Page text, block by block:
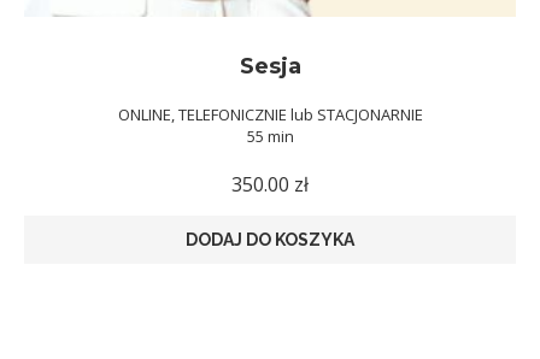
Sesja
ONLINE, TELEFONICZNIE lub STACJONARNIE
55 min
350.00 zł
DODAJ DO KOSZYKA